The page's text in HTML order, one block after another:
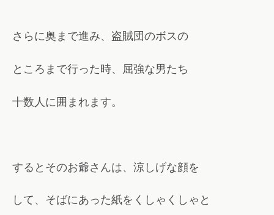
さらに奥まで進み、盗賊団のボスの
ところまで行った時、屈強な男たち
十数人に囲まれます。
するとそのお爺さんは、涼しげな顔を
して、そばにあった紙をくしゃくしゃと